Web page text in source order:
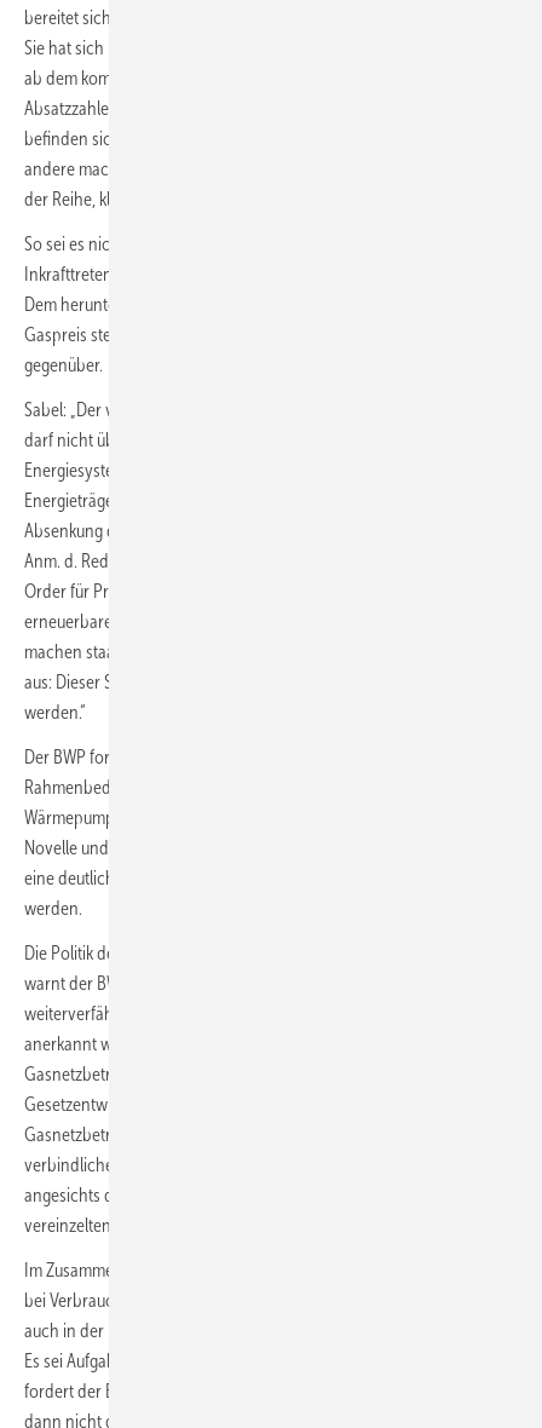
bereitet sich die Wärmepumpenbranche auf die 65-%EE-Vorgabe vor.
Sie hat sich längst darauf ausgerichtet, dass die Wärmepumpe bereits
ab dem kommenden Jahr die neue Standardheizung wird. Die
Absatzzahlen der Branche brechen immer wieder neue Rekorde und
befinden sich voll auf Zielkurs. Hersteller, Fachhandwerk und viele
andere machen ihre Hausaufgaben – jetzt ist die Bundesregierung an
der Reihe, klare Regeln zu schaffen.“
So sei es nicht verwunderlich, dass sich viele Menschen über das
Inkrafttreten der GEG-Novelle zum kommenden Jahr Sorgen machen.
Dem herunter subventionierten und auf 12 Ct/kWh „gedeckelten“
Gaspreis stehe eine unzureichende Preispolitik auf der Stromseite
gegenüber.
Sabel: „Der vermeintliche Kompromiss beim Gebäudeenergiegesetz
darf nicht über die grundsätzlichen Missverhältnisse im
Energiesystem hinwegtäuschen. Während auf der einen Seite fossile
Energieträger weiter subventioniert werden, zuletzt durch die
Absenkung der Mehrwertsteuer für Erdgas [und Flüssiggas (LPG), ,
Anm. d. Red.], sorgt das Erdgas andererseits im Rahmen der Merit
Order für Preisspitzen beim Strompreis – und dies, obwohl der Anteil
erneuerbarer Energien beim Strom stetig wächst. Darüber hinaus
machen staatliche Preisbestandteile fast die Hälfte des Strompreises
aus: Dieser Spielraum sollte für politische Entlastungen genutzt
werden.“
Der BWP fordert von der Bundesregierung jetzt klare
Rahmenbedingungen für den bereits vereinbarten
Wärmepumpenhochlauf. Neben der zügigen Umsetzung der GEG-
Novelle und einer gezielten Aufstockung der BEG-Förderung, sollte
eine deutliche Entlastung des Strompreises in den Fokus genommen
werden.
Die Politik der falschen Zeichen könnte sich im GEG noch verstärken,
warnt der BWP. Je nachdem wie der Gesetzgeber mit dem Vorschlag
weiterverfährt, dass auch Erdgasheizungen als Erfüllungsoption
anerkannt werden, wenn sie „H2-ready“ sind und der
Gasnetzbetreiber einen Transformationsplan vorlegt. Laut
Gesetzentwurf wäre das mit harten Anforderungen verbunden,
Gasnetzbetreiber müssten für entsprechende Versorgungsgebiete
verbindliche Zusagen machen und massive Investitionen leisten, was
angesichts der großen Effizienzvorteile von Wärmepumpen nur in
vereinzelten Insellösungen eine Rolle spielen dürfte.
Im Zusammenwirken mit den falsch gestellten Energiepreisen könnte
bei Verbrauchern aber die Erwartung entstehen, dass diese Option
auch in der Breite des Gebäudebestands eingesetzt werden könnte.
Es sei Aufgabe der Politik, falschen Erwartungen entgegenzutreten,
fordert der BWP. Denn überall dort, wo die Umstellung zu Wasserstoff
dann nicht gelinge, drohten fehlgeschlagene Investitionen und